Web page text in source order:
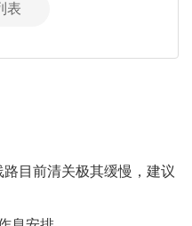
表
目前清关极其缓慢，建议